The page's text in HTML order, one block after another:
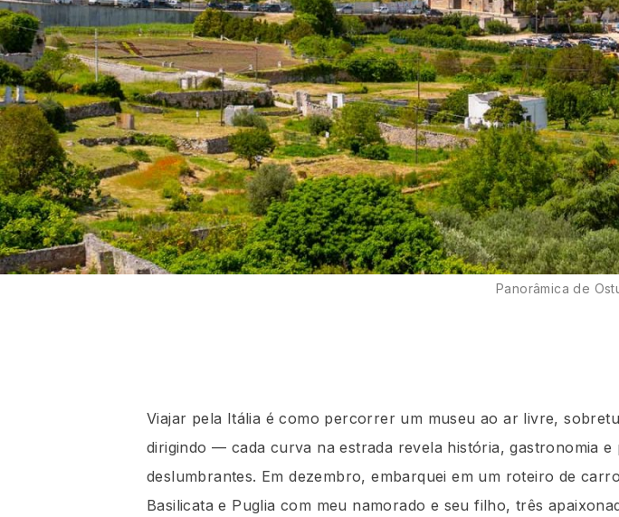
Panorâmica de
Viajar pela Itália é como percorrer um museu ao ar livre,
dirigindo — cada curva na estrada revela história, gastronomia e
deslumbrantes. Em dezembro, embarquei em um roteiro de
Basilicata e Puglia com meu namorado e seu filho, três